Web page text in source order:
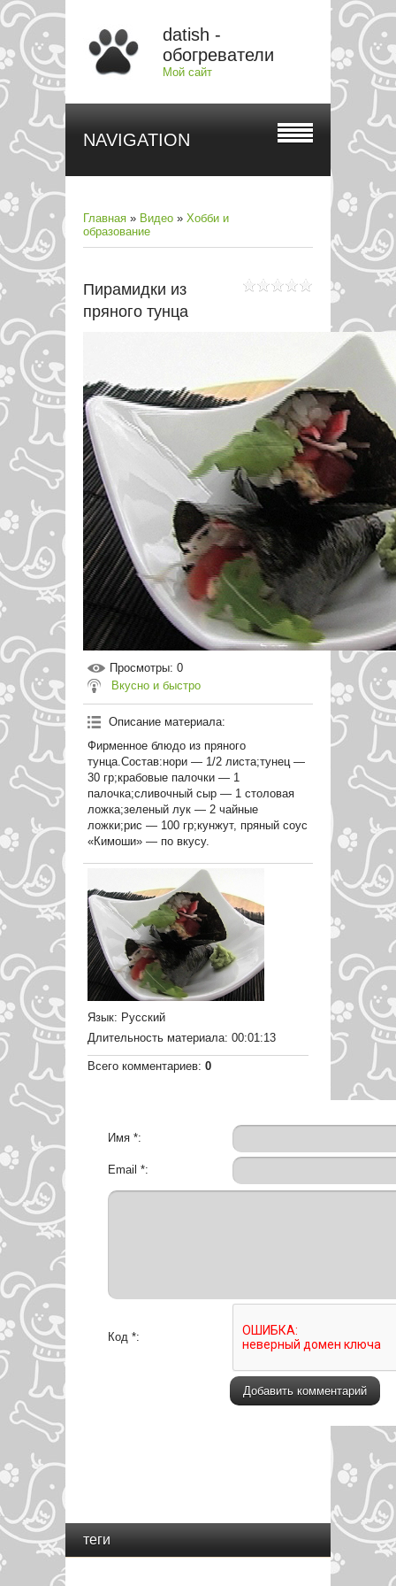
datish -
обогреватели
Мой сайт
NAVIGATION
Главная » Видео » Хобби и
образование
Пирамидки из
пряного тунца
Просмотры: 0
Вкусно и быстро
Описание материала:
Фирменное блюдо из пряного
тунца.Состав:нори — 1/2 листа;тунец —
30 гр;крабовые палочки — 1
палочка;сливочный сыр — 1 столовая
ложка;зеленый лук — 2 чайные
ложки;рис — 100 гр;кунжут, пряный соус
«Кимоши» — по вкусу.
Язык: Русский
Длительность материала: 00:01:13
Всего комментариев: 0
Имя *:
Email *:
Код *:
теги